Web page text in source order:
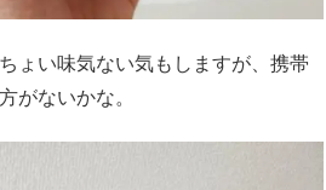
ょい味気ない気もしますが、携帯
がないかな。